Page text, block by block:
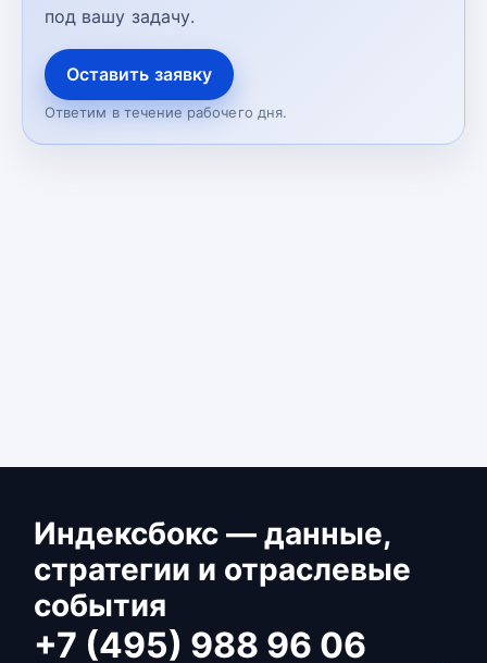
под вашу задачу.
Оставить заявку
Ответим в течение рабочего дня.
Индексбокс — данные,
стратегии и отраслевые
события
+7 (495) 988 96 06